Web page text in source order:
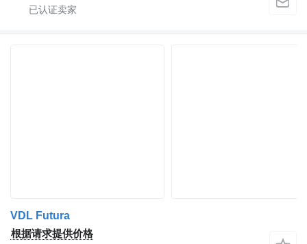
VDL Futura
根据请求提供价格